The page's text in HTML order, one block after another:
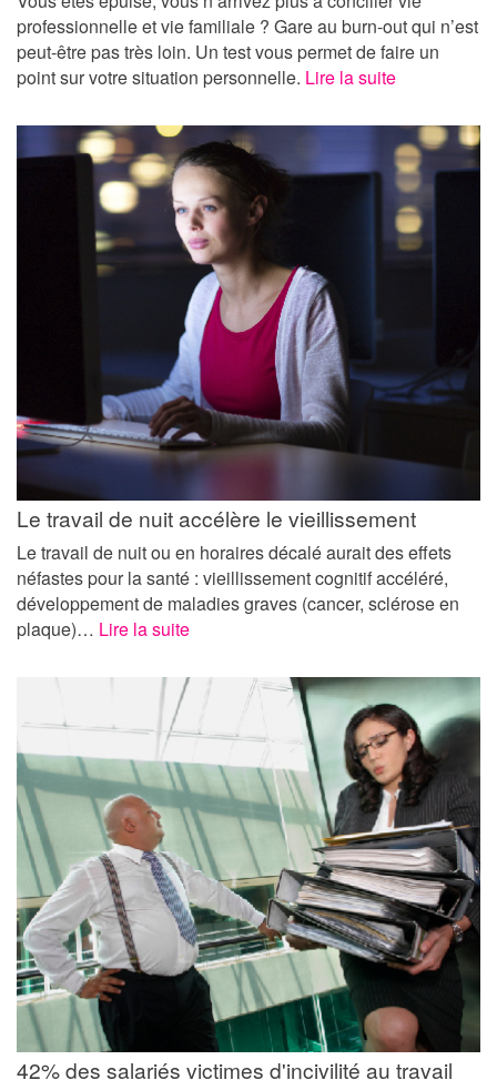
professionnelle et vie familiale ? Gare au burn-out qui n’est
peut-être pas très loin. Un test vous permet de faire un
point sur votre situation personnelle. Lire la suite
Le travail de nuit accélère le vieillissement
Le travail de nuit ou en horaires décalé aurait des effets
néfastes pour la santé : vieillissement cognitif accéléré,
développement de maladies graves (cancer, sclérose en
plaque)… Lire la suite
42% des salariés victimes d'incivilité au travail